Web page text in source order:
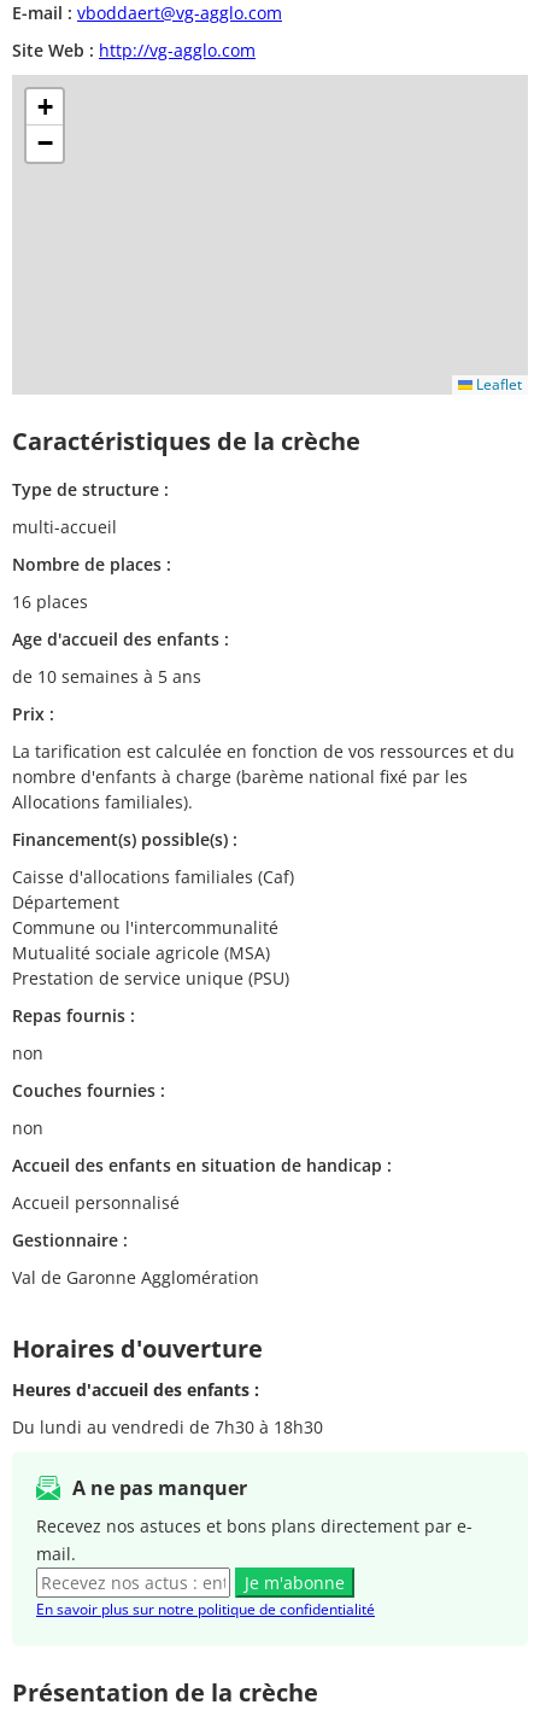
E-mail : vboddaert@vg-agglo.com
Site Web : http://vg-agglo.com
+
−
Leaflet
Caractéristiques de la crèche
Type de structure :
multi-accueil
Nombre de places :
16 places
Age d'accueil des enfants :
de 10 semaines à 5 ans
Prix :
La tarification est calculée en fonction de vos ressources et du
nombre d'enfants à charge (barème national fixé par les
Allocations familiales).
Financement(s) possible(s) :
Caisse d'allocations familiales (Caf)
Département
Commune ou l'intercommunalité
Mutualité sociale agricole (MSA)
Prestation de service unique (PSU)
Repas fournis :
non
Couches fournies :
non
Accueil des enfants en situation de handicap :
Accueil personnalisé
Gestionnaire :
Val de Garonne Agglomération
Horaires d'ouverture
Heures d'accueil des enfants :
Du lundi au vendredi de 7h30 à 18h30
A ne pas manquer
Recevez nos astuces et bons plans directement par e-
mail.
Je m'abonne
En savoir plus sur notre politique de confidentialité
Présentation de la crèche